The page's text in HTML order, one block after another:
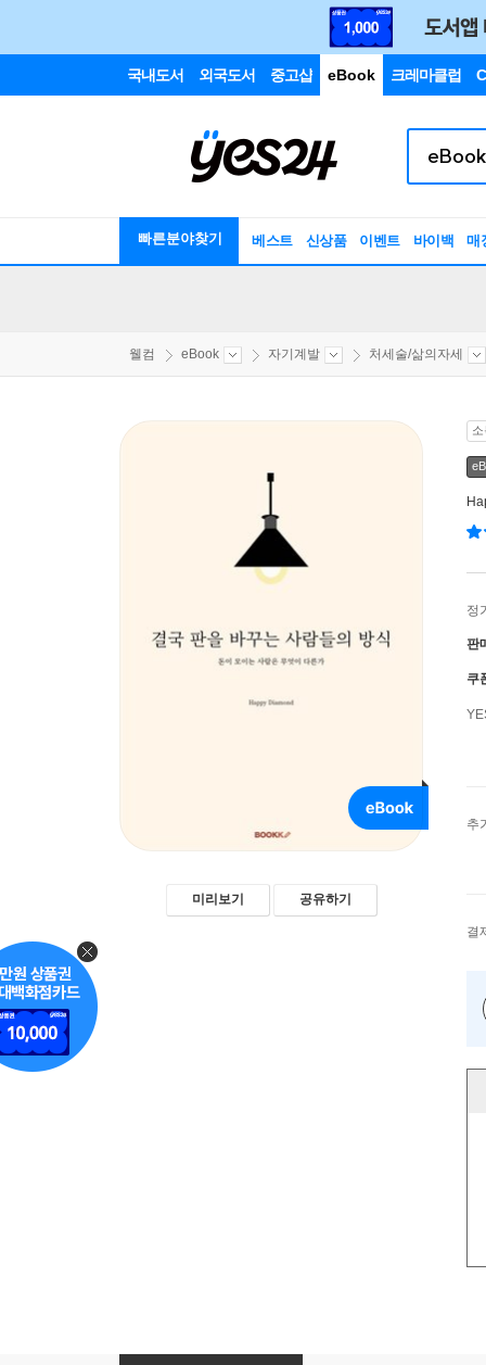
국내도서 외국도서 중고샵 eBook 크레마클럽
빠른분야찾기 베스트 신상품 이벤트 바이백 매
웰컴 eBook 자기계발 처세술/삶의자세
미리보기 공유하기
정
판
쿠
추
결